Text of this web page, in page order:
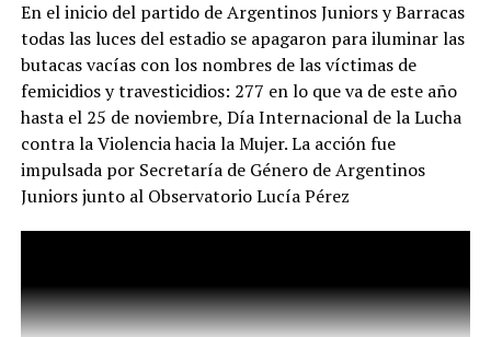
desde el gobierno. La mayor zozobra de la gestión
Milei / Bullrich no parece provenir de los jubilados
ni de la crisis social, sino de la presencia de un
periodismo que simplemente intenta hacer su
trabajo y ejercer la libertad de expresión. El video
completo.
El video muestra las imágenes y explica de qué modo
Grillo, a quien le apuntaron para dispararle un cartucho
metálico de gas lacrimógeno de unos 20 centímetros de
En el inicio del partido de Argentinos Juniors y Barracas
todas las luces del estadio se apagaron para iluminar las
butacas vacías con los nombres de las víctimas de
femicidios y travesticidios: 277 en lo que va de este año
hasta el 25 de noviembre, Día Internacional de la Lucha
contra la Violencia hacia la Mujer. La acción fue
impulsada por Secretaría de Género de Argentinos
Juniors junto al Observatorio Lucía Pérez